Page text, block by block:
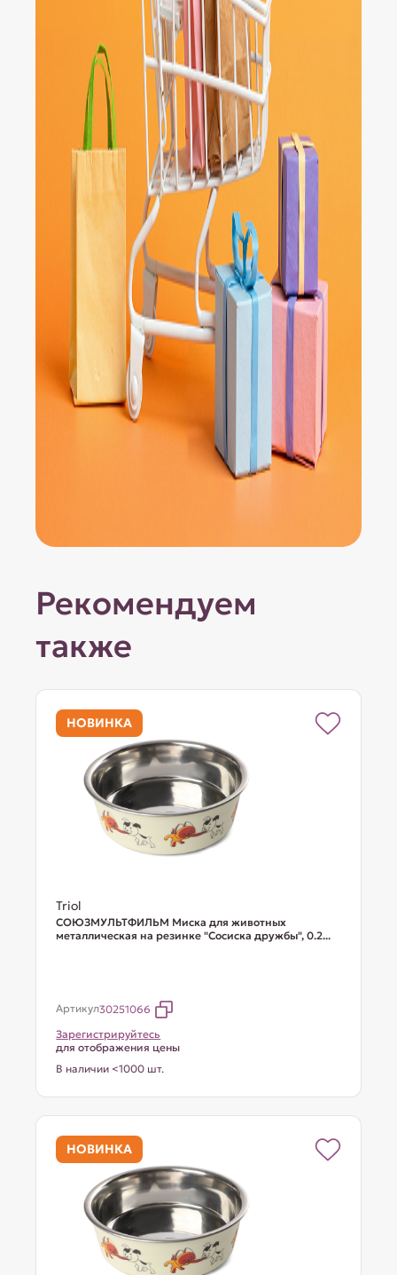
Рекомендуем
также
НОВИНКА
Triol
СОЮЗМУЛЬТФИЛЬМ Миска для животных
металлическая на резинке "Сосиска дружбы", 0.2...
Артикул30251066
Зарегистрируйтесь
для отображения цены
В наличии <1000 шт.
НОВИНКА